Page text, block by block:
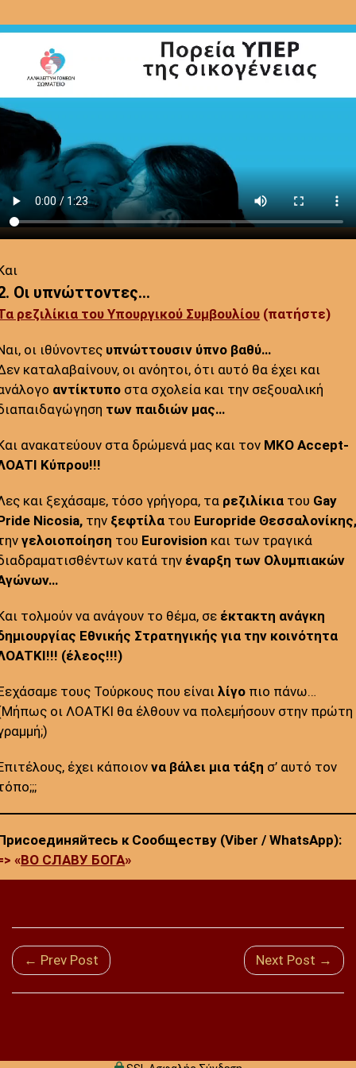
Οι υπνώττοντες…
ρεζιλίκια του Υπουργικού Συμβουλίου (πατήστε)
οι ιθύνοντες υπνώττουσιν ύπνο βαθύ…
καταλαβαίνουν, οι ανόητοι, ότι αυτό θα έχει και
αντίκτυπο στα σχολεία και την σεξουαλική
των παιδιών μας…
ανακατεύουν στα δρώμενά μας και τον ΜΚΟ Accept-
Κύπρου!!!
και ξεχάσαμε, τόσο γρήγορα, τα ρεζιλίκια του Gay
Nicosia, την ξεφτίλα του Europride
γελοιοποίηση του Eurovision και των τραγικά
κατά την έναρξη των Ολυμπιακών
τολμούν να ανάγουν το θέμα, σε έκτακτη ανάγκη
Εθνικής Στρατηγικής για την κοινότητα
(έλεος!!!)
τους Τούρκους που είναιλίγο πιο πάνω…
οι ΛΟΑΤΚΙ θα έλθουν να πολεμήσουν στην πρώτη
έχει κάποιοννα βάλει μια τάξη σ’ αυτό τον
к Сообществу (Viber / WhatsApp):
«ВО СЛАВУ БОГА»
← Prev Post Next Post →